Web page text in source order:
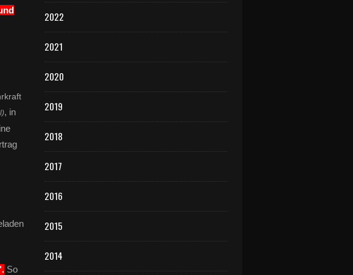
, in
So
2022
2021
2020
2019
2018
2017
2016
2015
2014